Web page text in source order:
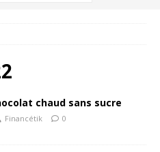
chaud sans sucre
Financétik 0